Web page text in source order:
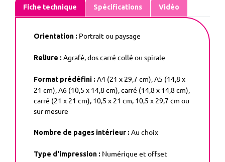
Fiche technique Spécifications Vidéo
Orientation : Portrait ou paysage
Reliure : Agrafé, dos carré collé ou spirale
Format prédéfini : A4 (21 x 29,7 cm), A5 (14,8 x
21 cm), A6 (10,5 x 14,8 cm), carré (14,8 x 14,8 cm),
carré (21 x 21 cm), 10,5 x 21 cm, 10,5 x 29,7 cm ou
sur mesure
Nombre de pages intérieur : Au choix
Type d'impression : Numérique et offset